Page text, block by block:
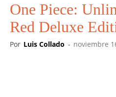
One Piece:
Red Deluxe
Por Luis Collado - noviembre